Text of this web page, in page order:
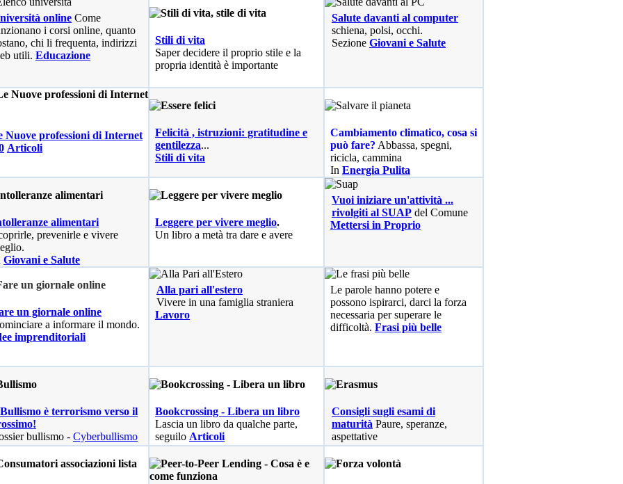
online Come
i corsi online, quanto
chi li frequenta, indirizzi
utili. Educazione
Stili di vita
Saper decidere il proprio stile e la
propria identità è importante
Salute davanti al computer
schiena, polsi, occhi.
Sezione Giovani e Salute
Nuove professioni di Internet
Articoli
Felicità , istruzioni: gratitudine e
gentilezza...
Stili di vita
Cambiamento climatico, cosa si
può fare? Abbassa, spegni,
ricicla, cammina
In Energia Pulita
alimentari
prevenirle e vivere
Giovani e Salute
Leggere per vivere meglio.
Un libro a metà tra dare e avere
Vuoi iniziare un'attività ...
rivolgiti al SUAP del Comune
Mettersi in Proprio
un giornale online
a informare il mondo.
imprenditoriali
Alla pari all'estero
Vivere in una famiglia straniera
Lavoro
Le parole hanno potere e
possono ispirarci, darci la forza
necessaria per superare le
difficoltà. Frasi più belle
è terrorismo verso il
bullismo - Cyberbullismo
Bookcrossing - Libera un libro
Lascia un libro da qualche parte,
seguilo Articoli
Consigli sugli esami di
maturità Paure, speranze,
aspettative